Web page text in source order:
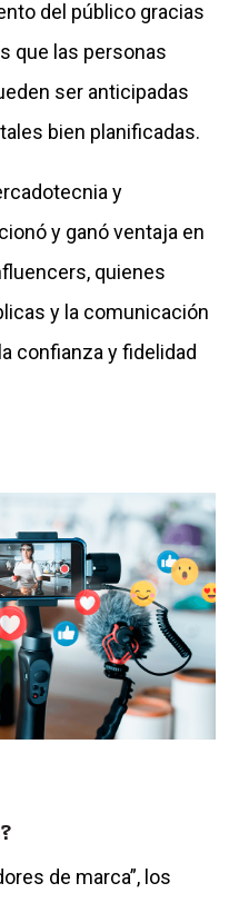
del público gracias
que las personas
ser anticipadas
bien planificadas.
y
y ganó ventaja en
quienes
y la comunicación
confianza y fidelidad
de marca”, los